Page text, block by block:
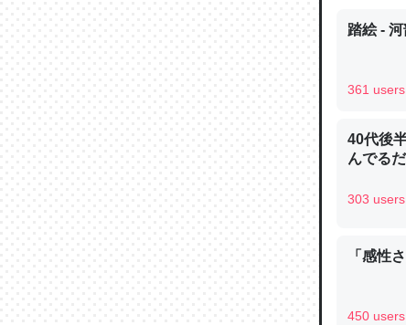
の600
─ニュー
論文
は」と
踏絵 -
361 users
40代後
んでる
303 users
「感性
450 users